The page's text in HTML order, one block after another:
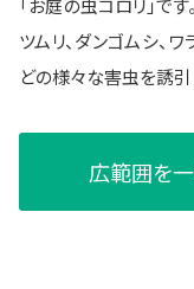
「お庭の虫コロリ」で
ツムリ、ダンゴムシ、
どの様々な害虫を誘引
広範囲を